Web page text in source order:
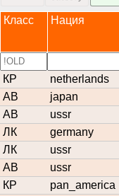
Класс Нация
КР netherlands
АВ
japan
АВ
ussr
ЛК
germany
ЛК
ussr
АВ
ussr
КР
pan_america